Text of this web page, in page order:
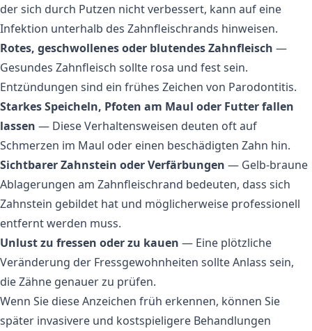
der sich durch Putzen nicht verbessert, kann auf eine
Infektion unterhalb des Zahnfleischrands hinweisen.
Rotes, geschwollenes oder blutendes Zahnfleisch —
Gesundes Zahnfleisch sollte rosa und fest sein.
Entzündungen sind ein frühes Zeichen von Parodontitis.
Starkes Speicheln, Pfoten am Maul oder Futter fallen
lassen — Diese Verhaltensweisen deuten oft auf
Schmerzen im Maul oder einen beschädigten Zahn hin.
Sichtbarer Zahnstein oder Verfärbungen — Gelb-braune
Ablagerungen am Zahnfleischrand bedeuten, dass sich
Zahnstein gebildet hat und möglicherweise professionell
entfernt werden muss.
Unlust zu fressen oder zu kauen — Eine plötzliche
Veränderung der Fressgewohnheiten sollte Anlass sein,
die Zähne genauer zu prüfen.
Wenn Sie diese Anzeichen früh erkennen, können Sie
später invasivere und kostspieligere Behandlungen